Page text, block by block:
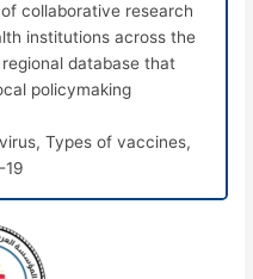
collaborative research
institutions across the
database that
policymaking.
Types of vaccines,
19